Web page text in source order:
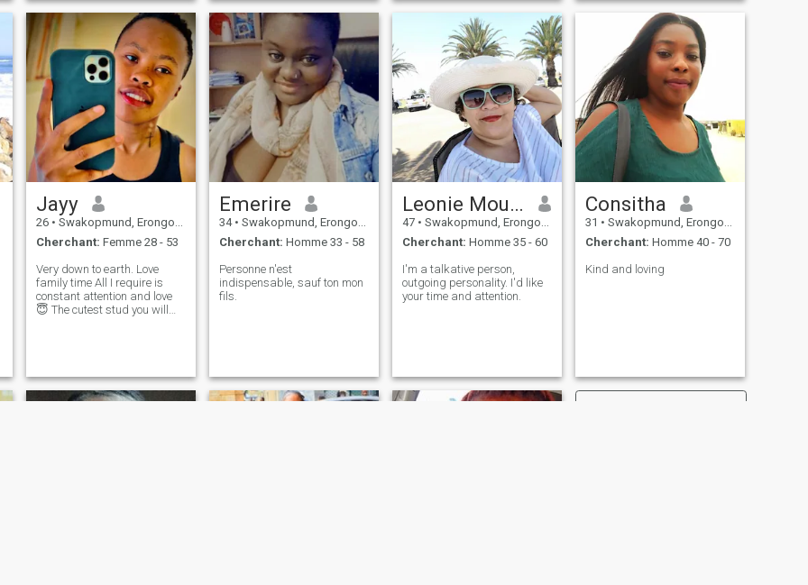
Jayy
26 • Swakopmund, Erongo, Namibie
Cherchant: Femme 28 - 53
Very down to earth. Love
family time All I require is
constant attention and love
😇 The cutest stud you will
Emerire
34 • Swakopmund, Erongo, Namibie
Cherchant: Homme 33 - 58
Personne n'est
indispensable, sauf ton mon
fils.
Leonie Mouton
47 • Swakopmund, Erongo, Namibie
Cherchant: Homme 35 - 60
I'm a talkative person,
outgoing personality. I'd like
your time and attention.
Consitha
31 • Swakopmund, Erongo, Namibie
Cherchant: Homme 40 - 70
Kind and loving